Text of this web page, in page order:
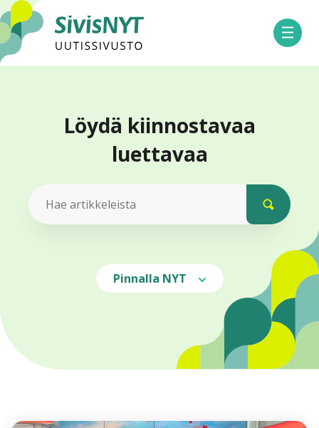
SivisNYT
Avaa
Löydä kiinnostavaa
luettavaa
Hae artikkeleista
Pinnalla NYT